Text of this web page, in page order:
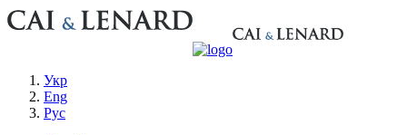
Укр
Eng
Рус